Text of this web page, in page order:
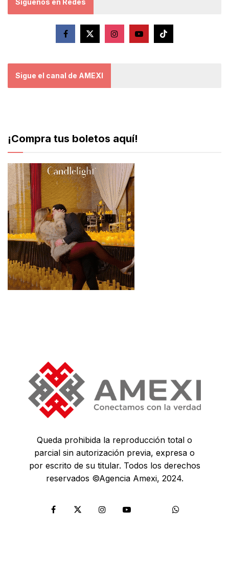
Síguenos en Redes
Sigue el canal de AMEXI
¡Compra tus boletos aquí!
Queda prohibida la reproducción total o
parcial sin autorización previa, expresa o
por escrito de su titular. Todos los derechos
reservados ©Agencia Amexi, 2024.